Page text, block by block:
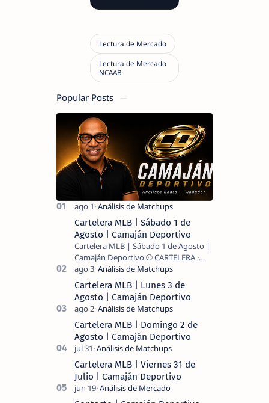
Popular Posts
Cartelera MLB | Sábado 1 de
Agosto | Camaján Deportivo
Cartelera MLB | Sábado 1 de Agosto |
Camaján Deportivo ⚾ CARTELERA ·
Cartelera MLB | Lunes 3 de
Agosto | Camaján Deportivo
Cartelera MLB | Domingo 2 de
Agosto | Camaján Deportivo
Cartelera MLB | Viernes 31 de
Julio | Camaján Deportivo